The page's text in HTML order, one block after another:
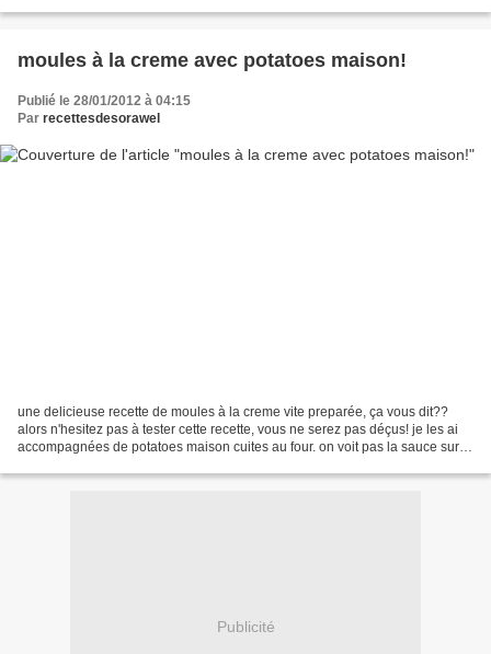
moules à la creme avec potatoes maison!
Publié le 28/01/2012 à 04:15
Par recettesdesorawel
une delicieuse recette de moules à la creme vite preparée, ça vous dit??
alors n'hesitez pas à tester cette recette, vous ne serez pas déçus! je les ai
accompagnées de potatoes maison cuites au four. on voit pas la sauce sur la
Publicité